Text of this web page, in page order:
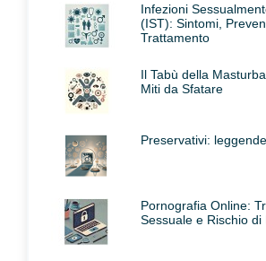
Infezioni
(IST): Sintomi,
Trattamento
Il Tabù della
Miti da Sfatare
Preservativi:
Pornografia Online:
Sessuale e Rischio di